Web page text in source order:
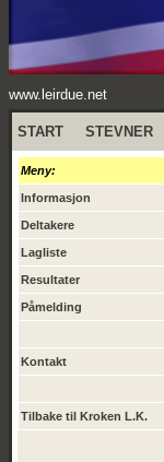
www.leirdue.net
START STEVNER
Meny:
Informasjon
Deltakere
Lagliste
Resultater
Påmelding
Kontakt
Tilbake til Kroken L.K.